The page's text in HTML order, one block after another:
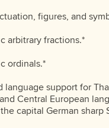
figures, and
arbitrary fractions.*
ordinals.*
language support for
Central European
capital German sharp